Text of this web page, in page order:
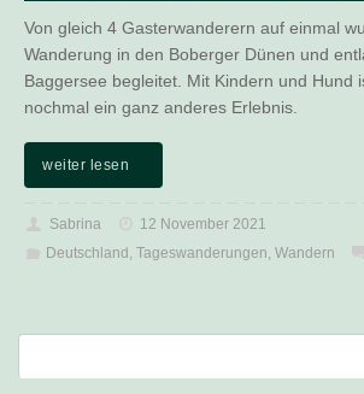
Von gleich 4 Gasterwanderern auf einmal
Wanderung in den Boberger Dünen und
Baggersee begleitet. Mit Kindern und Hund
nochmal ein ganz anderes Erlebnis.
weiter lesen
Sabrina
12 November 2021
Deutschland Tageswanderungen Wandern